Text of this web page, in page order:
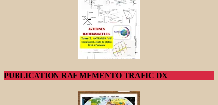
PUBLICATION RAF MEMENTO TRAFIC DX